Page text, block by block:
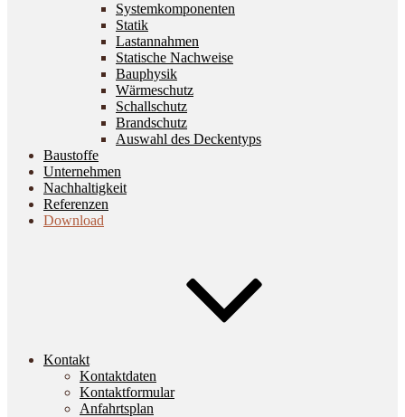
Systemkomponenten
Statik
Lastannahmen
Statische Nachweise
Bauphysik
Wärmeschutz
Schallschutz
Brandschutz
Auswahl des Deckentyps
Baustoffe
Unternehmen
Nachhaltigkeit
Referenzen
Download
Kontakt
Kontaktdaten
Kontaktformular
Anfahrtsplan